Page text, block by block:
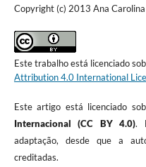
Copyright (c) 2013 Ana
Este trabalho está licenciado
Attribution 4.0 International
Este artigo está licenciado sob
Internacional (CC BY 4.0).
adaptação, desde que a
creditadas.